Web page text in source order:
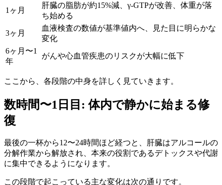
1ヶ月
肝臓の脂肪が約15%減、γ-GTPが改善、体重が落
ち始める
3ヶ月
血液検査の数値が基準値内へ、見た目に明らかな
変化
6ヶ月〜1
年
がんや心血管疾患のリスクが大幅に低下
ここから、各段階の中身を詳しく見ていきます。
数時間〜1日目: 体内で静かに始まる修
復
最後の一杯から12〜24時間ほど経つと、肝臓はアルコールの
分解作業から解放され、本来の役割であるデトックスや代謝
に集中できるようになります。
この段階で起こっている主な変化は次の通りです。